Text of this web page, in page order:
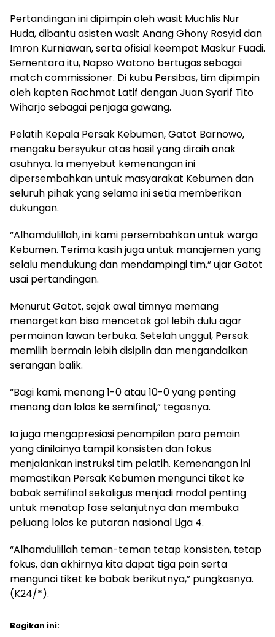
Pertandingan ini dipimpin oleh wasit Muchlis Nur
Huda, dibantu asisten wasit Anang Ghony Rosyid dan
Imron Kurniawan, serta ofisial keempat Maskur Fuadi.
Sementara itu, Napso Watono bertugas sebagai
match commissioner. Di kubu Persibas, tim dipimpin
oleh kapten Rachmat Latif dengan Juan Syarif Tito
Wiharjo sebagai penjaga gawang.
Pelatih Kepala Persak Kebumen, Gatot Barnowo,
mengaku bersyukur atas hasil yang diraih anak
asuhnya. Ia menyebut kemenangan ini
dipersembahkan untuk masyarakat Kebumen dan
seluruh pihak yang selama ini setia memberikan
dukungan.
“Alhamdulillah, ini kami persembahkan untuk warga
Kebumen. Terima kasih juga untuk manajemen yang
selalu mendukung dan mendampingi tim,” ujar Gatot
usai pertandingan.
Menurut Gatot, sejak awal timnya memang
menargetkan bisa mencetak gol lebih dulu agar
permainan lawan terbuka. Setelah unggul, Persak
memilih bermain lebih disiplin dan mengandalkan
serangan balik.
“Bagi kami, menang 1-0 atau 10-0 yang penting
menang dan lolos ke semifinal,” tegasnya.
Ia juga mengapresiasi penampilan para pemain
yang dinilainya tampil konsisten dan fokus
menjalankan instruksi tim pelatih. Kemenangan ini
memastikan Persak Kebumen mengunci tiket ke
babak semifinal sekaligus menjadi modal penting
untuk menatap fase selanjutnya dan membuka
peluang lolos ke putaran nasional Liga 4.
“Alhamdulillah teman-teman tetap konsisten, tetap
fokus, dan akhirnya kita dapat tiga poin serta
mengunci tiket ke babak berikutnya,” pungkasnya.
(K24/*).
Bagikan ini: